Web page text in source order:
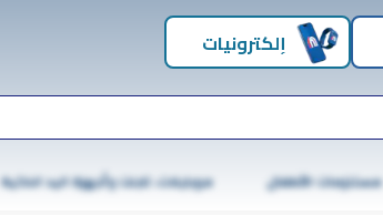
إلكترونيات
مستلزمات الأطفال موبايلات، تابلت وأجهزة اليد الذكية